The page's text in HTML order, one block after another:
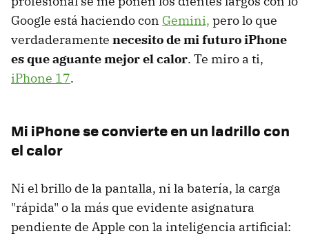
Google está haciendo con Gemini, pero lo que
verdaderamente necesito de mi futuro iPhone
es que aguante mejor el calor. Te miro a ti,
iPhone 17.
Mi iPhone se convierte en un ladrillo con
el calor
Ni el brillo de la pantalla, ni la batería, la carga
"rápida" o la más que evidente asignatura
pendiente de Apple con la inteligencia artificial: